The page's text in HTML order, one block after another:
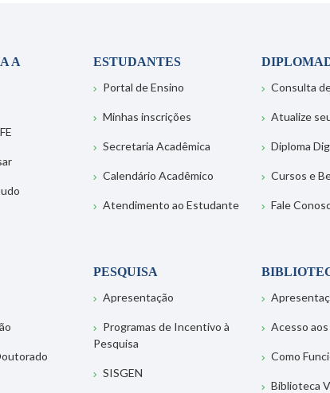
A
ESTUDANTES
Portal de Ensino
Minhas inscrições
Secretaria Acadêmica
Calendário Acadêmico
Atendimento ao Estudante
Consulta
Atualize
Diploma
Cursos e
Fale
PESQUISA
Apresentação
Programas de Incentivo à
Pesquisa
SISGEN
Acesso
Como
Biblioteca